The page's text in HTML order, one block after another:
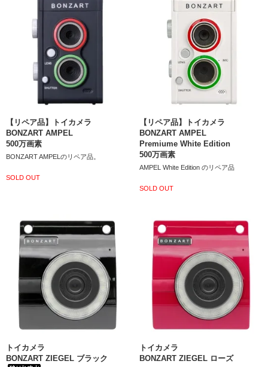
【リペア品】トイカメラ
BONZART AMPEL
500万画素
BONZART AMPELのリペア品。
SOLD OUT
【リペア品】トイカメラ
BONZART AMPEL
Premiume White Edition
500万画素
AMPEL White Edition のリペア品
SOLD OUT
トイカメラ
BONZART ZIEGEL ブラック
トイカメラ
BONZART ZIEGEL ローズ